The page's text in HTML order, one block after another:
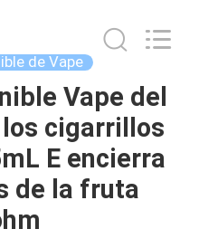
de Vape
Vape del
cigarrillos
E encierra
de la fruta